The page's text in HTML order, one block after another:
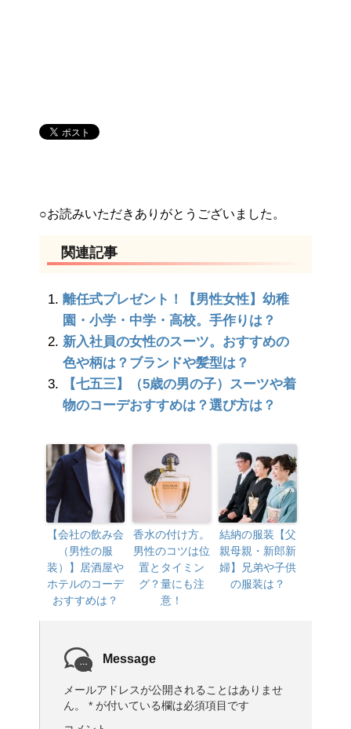
○お読みいただきありがとうございました。
関連記事
離任式プレゼント！【男性女性】幼稚
園・小学・中学・高校。手作りは？
新入社員の女性のスーツ。おすすめの
色や柄は？ブランドや髪型は？
【七五三】（5歳の男の子）スーツや着
物のコーデおすすめは？選び方は？
【会社の飲み会
（男性の服
装）】居酒屋や
ホテルのコーデ
おすすめは？
香水の付け方。
男性のコツは位
置とタイミン
グ？量にも注
意！
結納の服装【父
親母親・新郎新
婦】兄弟や子供
の服装は？
Message
メールアドレスが公開されることはありませ
ん。
* が付いている欄は必須項目です